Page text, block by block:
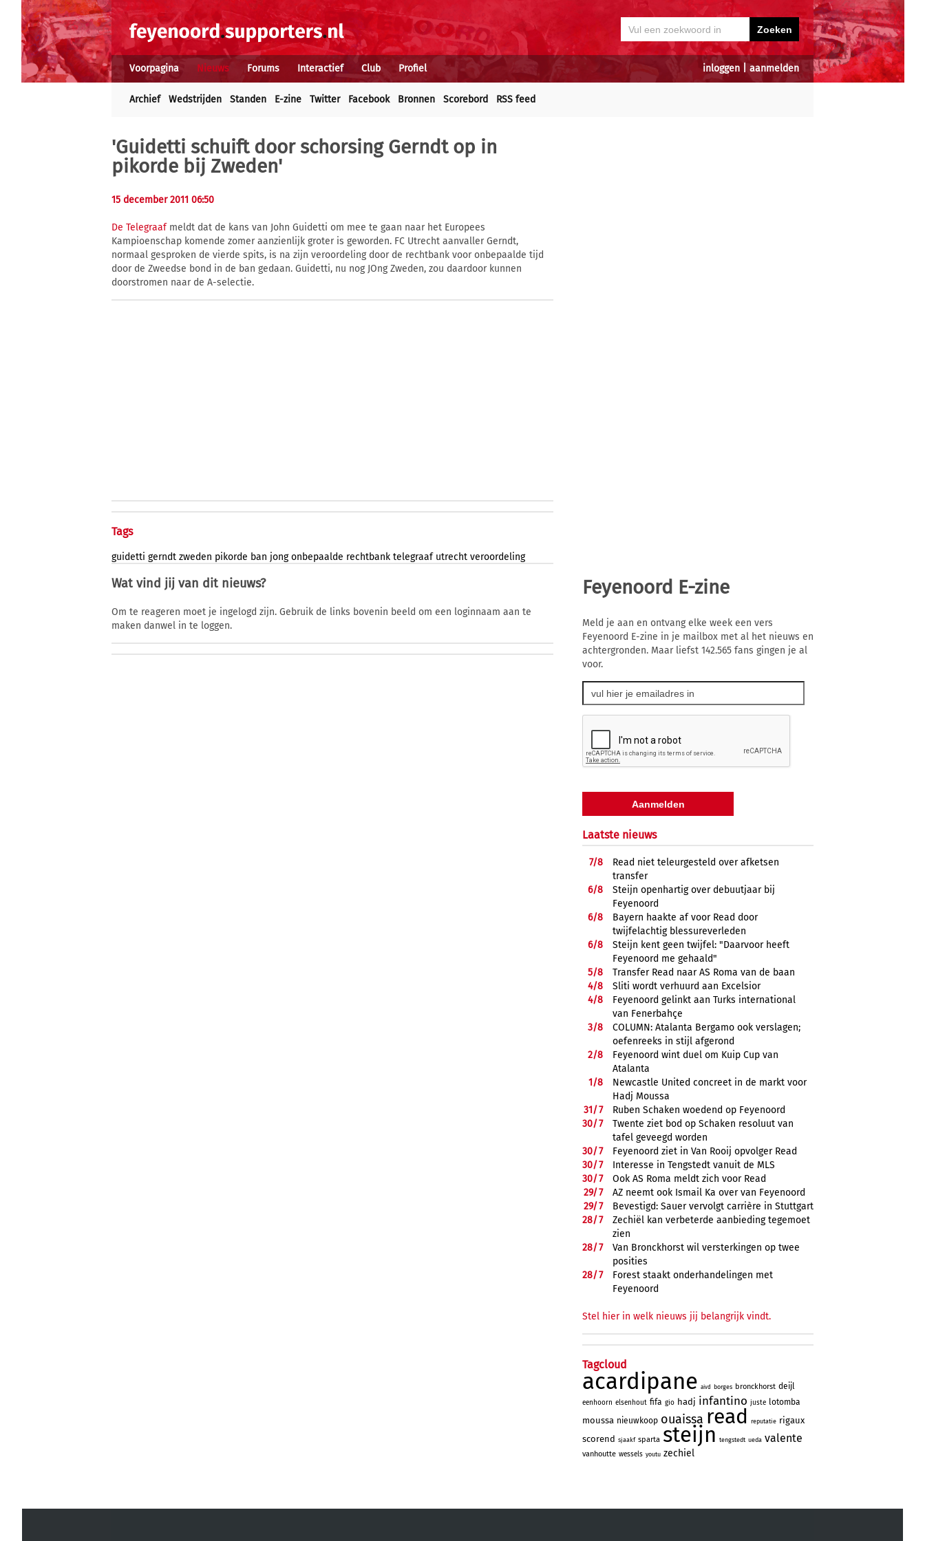
inloggen aanmelden
Voorpagina Nieuws Forums Interactief Club Profiel
Archief Wedstrijden Standen E-zine Twitter Facebook Bronnen Scorebord RSS feed
'Guidetti schuift door schorsing Gerndt op in
pikorde bij Zweden'
15 december 2011 06:50
De Telegraafmeldt dat de kans van John Guidetti om mee te gaan naar het Europees
Kampioenschap komende zomer aanzienlijk groter is geworden. FC Utrecht aanvaller Gerndt,
normaal gesproken de vierde spits, is na zijn veroordeling door de rechtbank voor onbepaalde tijd
door de Zweedse bond in de ban gedaan. Guidetti, nu nog JOng Zweden, zou daardoor kunnen
doorstromen naar de A-selectie.
Tags
guidetti gerndt zweden pikorde ban jong onbepaalde rechtbank telegraaf utrecht veroordeling
Wat vind jij van dit nieuws?
Om te reageren moet je ingelogd zijn. Gebruik de links bovenin beeld om een loginnaam aan te
maken danwel in te loggen.
Feyenoord E-zine
Meld je aan en ontvang elke week een vers
Feyenoord E-zine in je mailbox met al het nieuws en
achtergronden. Maar liefst 142.565 fans gingen je al
voor.
Laatste nieuws
7/8
Read niet teleurgesteld over afketsen
transfer
6/8
Steijn openhartig over debuutjaar bij
Feyenoord
6/8
Bayern haakte af voor Read door
twijfelachtig blessureverleden
6/8
Steijn kent geen twijfel: "Daarvoor heeft
Feyenoord me gehaald"
5/8
Transfer Read naar AS Roma van de baan
4/8
Sliti wordt verhuurd aan Excelsior
4/8
Feyenoord gelinkt aan Turks international
van Fenerbahçe
3/8
COLUMN: Atalanta Bergamo ook verslagen;
oefenreeks in stijl afgerond
2/8
Feyenoord wint duel om Kuip Cup van
Atalanta
1/8
Newcastle United concreet in de markt voor
Hadj Moussa
31/7
Ruben Schaken woedend op Feyenoord
30/7
Twente ziet bod op Schaken resoluut van
tafel geveegd worden
30/7
Feyenoord ziet in Van Rooij opvolger Read
30/7
Interesse in Tengstedt vanuit de MLS
30/7
Ook AS Roma meldt zich voor Read
29/7
AZ neemt ook Ismail Ka over van Feyenoord
29/7
Bevestigd: Sauer vervolgt carrière in Stuttgart
28/7
Zechiël kan verbeterde aanbieding tegemoet
zien
28/7
Van Bronckhorst wil versterkingen op twee
posities
28/7
Forest staakt onderhandelingen met
Feyenoord
Stel hier in welk nieuws jij belangrijk vindt.
Tagcloud
acardipane aivd borges bronckhorst deijl
eenhoorn elsenhout fifa gio hadj infantino juste lotomba
moussa nieuwkoop ouaissa read reputatie rigaux
scorend sjaakf sparta steijn tengstedt ueda valente
vanhoutte wessels youtu zechiel